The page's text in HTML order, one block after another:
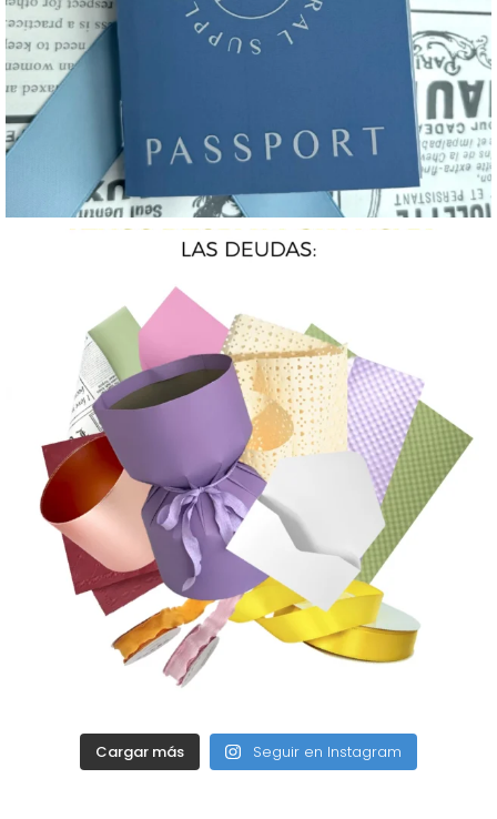
Cargar más Seguir en Instagram